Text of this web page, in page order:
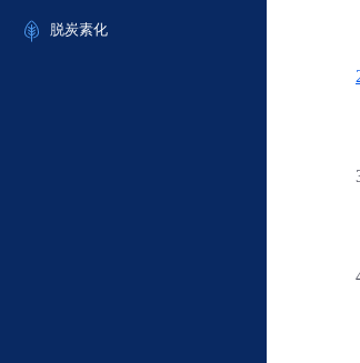
- APIリファレンス
- ITインフラストラクチャー
脱炭素化